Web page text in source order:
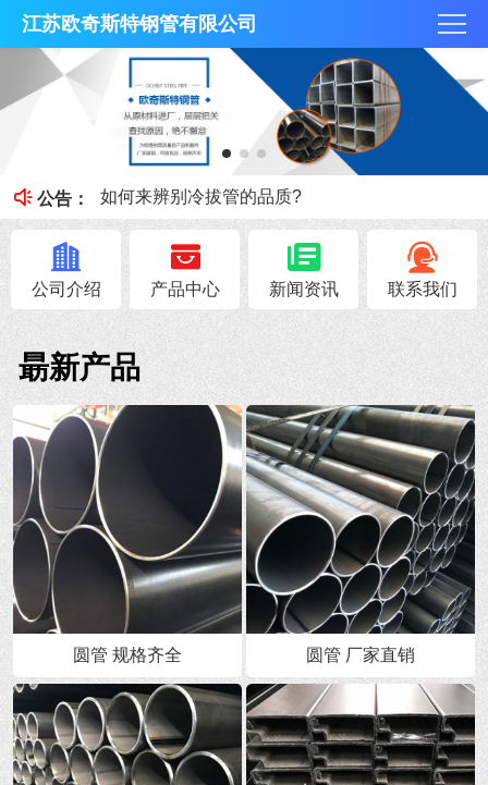
江苏欧奇斯特钢管有限公司
公告：
冷拔管的光亮度特征
冷拔管对比热轧管有什么区别
如何来辨别冷拔管的品质?
钢管知识----冷拔管和热轧管区别
无锡不锈钢焊管原料的加工性能
公司介绍 产品中心 新闻资讯 联系我们
朂新产品
圆管 规格齐全 圆管 厂家直销